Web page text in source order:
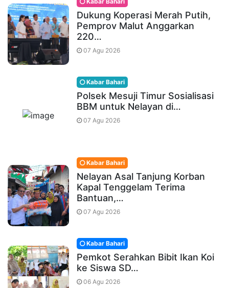
Dukung Koperasi Merah Putih,
Pemprov Malut Anggarkan
220…
07 Agu 2026
Kabar Bahari
Polsek Mesuji Timur Sosialisasi
BBM untuk Nelayan di…
07 Agu 2026
Kabar Bahari
Nelayan Asal Tanjung Korban
Kapal Tenggelam Terima
Bantuan,…
07 Agu 2026
Kabar Bahari
Pemkot Serahkan Bibit Ikan Koi
ke Siswa SD…
06 Agu 2026